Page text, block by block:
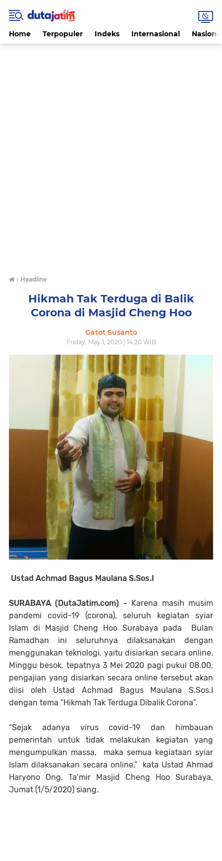
Home Terpopuler Indeks Internasional
› Headline
Hikmah Tak Terduga di Balik
Corona di Masjid Cheng Hoo
Gatot Susanto
Friday, May 1, 2020 | 14:20 WIB
Ustad Achmad Bagus Maulana S.Sos.I
SURABAYA (DutaJatim.com) - Karena masih musim
pandemi covid-19 (corona), seluruh kegiatan syiar
Islam di Masjid Cheng Hoo Surabaya pada Bulan
Ramadhan ini seluruhnya dilaksanakan dengan
menggunakan teknologi, yaitu disiarkan secara online.
Minggu besok, tepatnya 3 Mei 2020 pagi pukul 08.00,
pengajian yang disiarkan secara online tersebut akan
diisi oleh Ustad Achmad Bagus Maulana S.Sos.I
dengan tema “Hikmah Tak Terduga Dibalik Corona”.
“Sejak adanya virus covid-19 dan himbauan
pemerintah untuk tidak melakukan kegiatan yang
mengumpulkan massa, maka semua kegiataan syiar
Islam dilaksanakan secara online,” kata Ustad Ahmad
Haryono Ong, Ta’mir Masjid Cheng Hoo Surabaya,
Jumat (1/5/2020) siang.